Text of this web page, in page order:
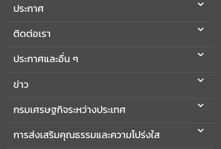
ส
ม
ณ
ร
ม
แ
ะ
ประกาศ
ติดต่อเรา
ประกาศและอื่น ๆ
ข่าว
กรมเศรษฐกิจระหว่างประเทศ
การส่งเสริมคุณธรรมและความโปร่งใส